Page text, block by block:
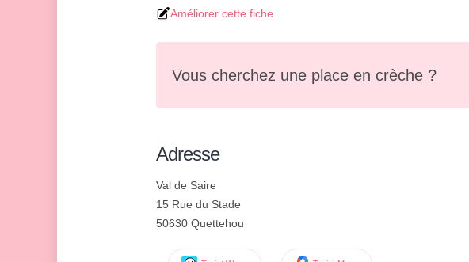
Améliorer cette fiche
Vous cherchez une place en crèche ?
Adresse
Val de Saire
15 Rue du Stade
50630 Quettehou